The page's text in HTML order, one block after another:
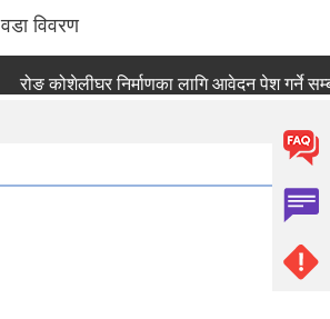
वडा विवरण
रोङ कोशेलीघर निर्माणका लागि आवेदन पेश गर्ने